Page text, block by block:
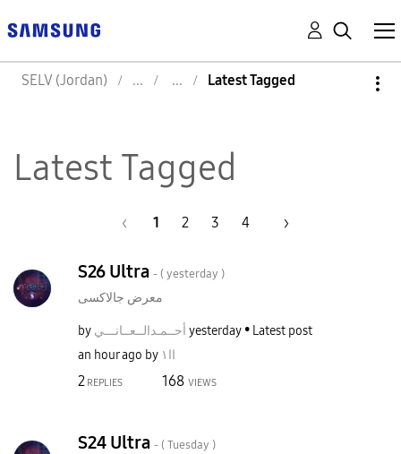
SELV (Jordan) Latest Tagged
Latest Tagged
1 2 3 4
S26 Ultra - ( yesterday )
معرض جالاكسى
by أحــمـدالــعــانـــي yesterday
Latest post
an hour ago by اا١
2 REPLIES 168 VIEWS
S24 Ultra - ( Tuesday )